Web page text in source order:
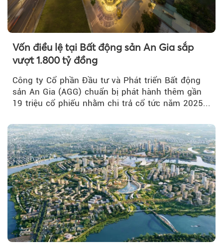
Vốn điều lệ tại Bất động sản An Gia sắp
vượt 1.800 tỷ đồng
Công ty Cổ phần Đầu tư và Phát triển Bất động
sản An Gia (AGG) chuẩn bị phát hành thêm gần
19 triệu cổ phiếu nhằm chi trả cổ tức năm 2025...